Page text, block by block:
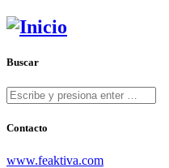
Buscar
Contacto
www.feaktiva.com